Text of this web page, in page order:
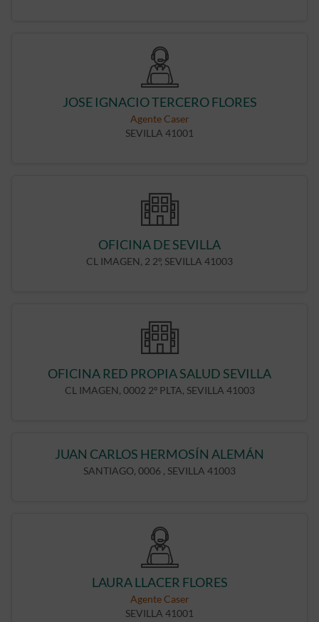
JOSE IGNACIO TERCERO FLORES
Agente Caser
SEVILLA 41001
OFICINA DE SEVILLA
CL IMAGEN, 2 2º, SEVILLA 41003
OFICINA RED PROPIA SALUD SEVILLA
CL IMAGEN, 0002 2º PLTA, SEVILLA 41003
JUAN CARLOS HERMOSÍN ALEMÁN
SANTIAGO, 0006 , SEVILLA 41003
LAURA LLACER FLORES
Agente Caser
SEVILLA 41001